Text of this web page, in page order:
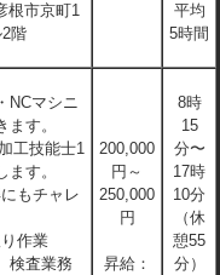
根市京町1
階
平均
5時間
NCマシニ
す。
工技能士1
す。
もチャレ
作業
検査業務
200,000
円～
250,000
円
昇給：
8時
15
分〜
17時
10分
（休
憩55
分）